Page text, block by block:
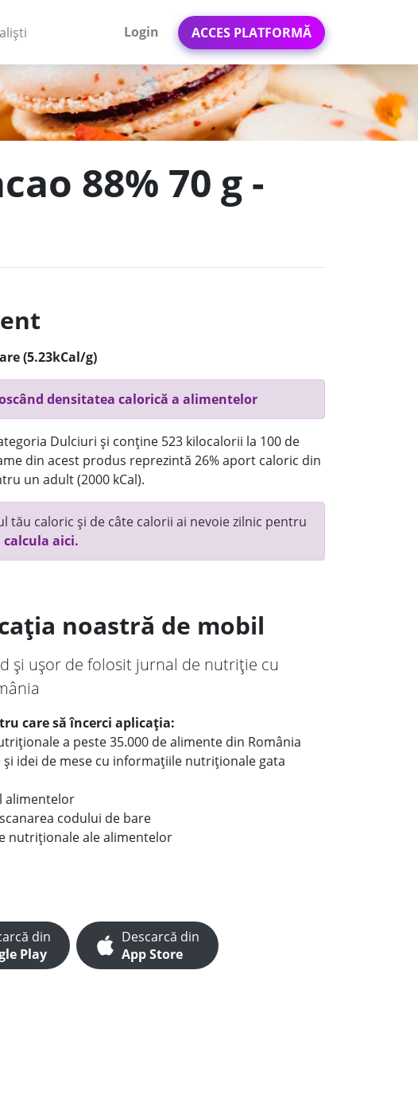
Login ACCES PLATFORMĂ
88% 70 g -
(5.23kCal/g)
densitatea calorică a alimentelor
Dulciuri și conține 523 kilocalorii la 100 de
din acest produs reprezintă 26% aport caloric din
un adult (2000 kCal).
tău caloric și de câte calorii ai nevoie zilnic pentru
aici.
noastră de mobil
și ușor de folosit jurnal de nutriție cu
care să încerci aplicația:
a peste 35.000 de alimente din România
și idei de mese cu informațiile nutriționale gata
alimentelor
codului de bare
nutriționale ale alimentelor
din
Play
Descarcă din
App Store